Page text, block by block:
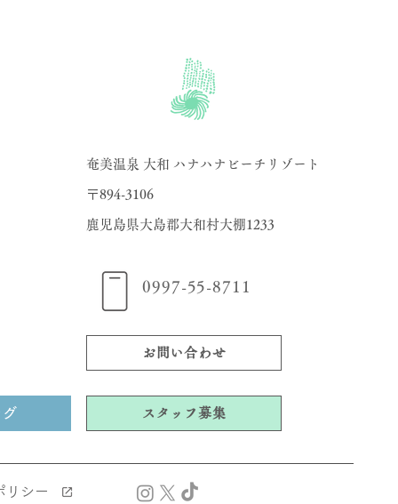
奄美温泉 大和 ハナハナビーチリゾート
〒894-3106
​鹿児島県大島郡大和村大棚1233
0997-55-8711
お問い合わせ
スタッフ募集
リシー